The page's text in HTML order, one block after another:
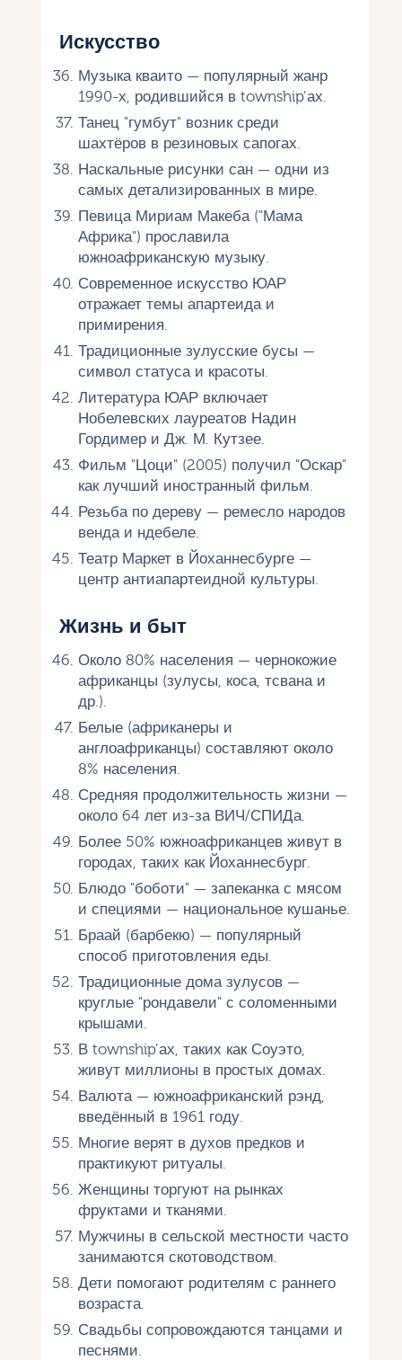
Искусство
Музыка кваито — популярный жанр
1990-х, родившийся в township’ах.
Танец "гумбут" возник среди
шахтёров в резиновых сапогах.
Наскальные рисунки сан — одни из
самых детализированных в мире.
Певица Мириам Макеба ("Мама
Африка") прославила
южноафриканскую музыку.
Современное искусство ЮАР
отражает темы апартеида и
примирения.
Традиционные зулусские бусы —
символ статуса и красоты.
Литература ЮАР включает
Нобелевских лауреатов Надин
Гордимер и Дж. М. Кутзее.
Фильм "Цоци" (2005) получил "Оскар"
как лучший иностранный фильм.
Резьба по дереву — ремесло народов
венда и ндебеле.
Театр Маркет в Йоханнесбурге —
центр антиапартеидной культуры.
Жизнь и быт
Около 80% населения — чернокожие
африканцы (зулусы, коса, тсвана и
др.).
Белые (африканеры и
англоафриканцы) составляют около
8% населения.
Средняя продолжительность жизни —
около 64 лет из-за ВИЧ/СПИДа.
Более 50% южноафриканцев живут в
городах, таких как Йоханнесбург.
Блюдо "боботи" — запеканка с мясом
и специями — национальное кушанье.
Браай (барбекю) — популярный
способ приготовления еды.
Традиционные дома зулусов —
круглые "рондавели" с соломенными
крышами.
В township’ах, таких как Соуэто,
живут миллионы в простых домах.
Валюта — южноафриканский рэнд,
введённый в 1961 году.
Многие верят в духов предков и
практикуют ритуалы.
Женщины торгуют на рынках
фруктами и тканями.
Мужчины в сельской местности часто
занимаются скотоводством.
Дети помогают родителям с раннего
возраста.
Свадьбы сопровождаются танцами и
песнями.